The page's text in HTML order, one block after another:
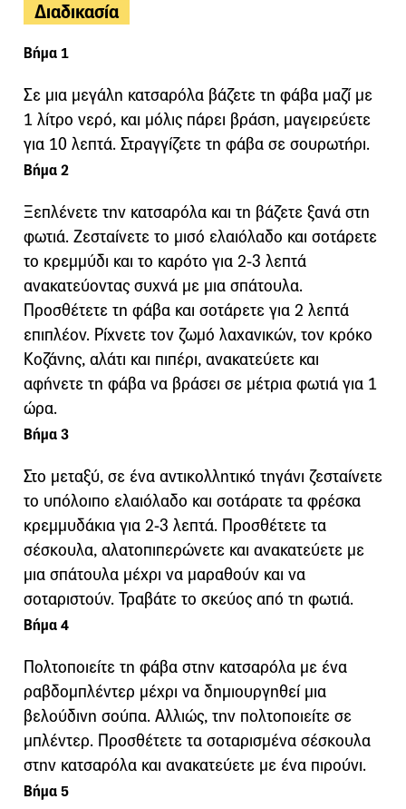
Διαδικασία
Βήμα 1
Σε μια μεγάλη κατσαρόλα βάζετε τη φάβα μαζί με
1 λίτρο νερό, και μόλις πάρει βράση, μαγειρεύετε
για 10 λεπτά. Στραγγίζετε τη φάβα σε σουρωτήρι.
Βήμα 2
Ξεπλένετε την κατσαρόλα και τη βάζετε ξανά στη
φωτιά. Ζεσταίνετε το μισό ελαιόλαδο και σοτάρετε
το κρεμμύδι και το καρότο για 2-3 λεπτά
ανακατεύοντας συχνά με μια σπάτουλα.
Προσθέτετε τη φάβα και σοτάρετε για 2 λεπτά
επιπλέον. Ρίχνετε τον ζωμό λαχανικών, τον κρόκο
Κοζάνης, αλάτι και πιπέρι, ανακατεύετε και
αφήνετε τη φάβα να βράσει σε μέτρια φωτιά για 1
ώρα.
Βήμα 3
Στο μεταξύ, σε ένα αντικολλητικό τηγάνι ζεσταίνετε
το υπόλοιπο ελαιόλαδο και σοτάρατε τα φρέσκα
κρεμμυδάκια για 2-3 λεπτά. Προσθέτετε τα
σέσκουλα, αλατοπιπερώνετε και ανακατεύετε με
μια σπάτουλα μέχρι να μαραθούν και να
σοταριστούν. Τραβάτε το σκεύος από τη φωτιά.
Βήμα 4
Πολτοποιείτε τη φάβα στην κατσαρόλα με ένα
ραβδομπλέντερ μέχρι να δημιουργηθεί μια
βελούδινη σούπα. Αλλιώς, την πολτοποιείτε σε
μπλέντερ. Προσθέτετε τα σοταρισμένα σέσκουλα
στην κατσαρόλα και ανακατεύετε με ένα πιρούνι.
Βήμα 5